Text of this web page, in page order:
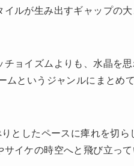
ルが生み出すギャップの
ョイズムよりも、水晶を
ムというジャンルにまとめ
としたペースに痺れを切ら
イケの時空へと飛び立って